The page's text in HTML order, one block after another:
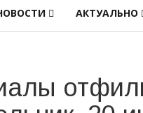
АКТУАЛЬНО